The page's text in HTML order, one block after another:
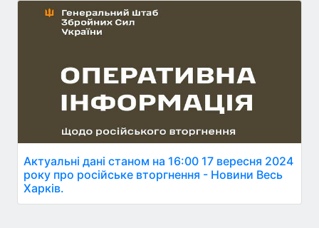
Актуальні дані станом на 16:00 17 вересня 2024
року про російське вторгнення - Новини Весь
Харків.